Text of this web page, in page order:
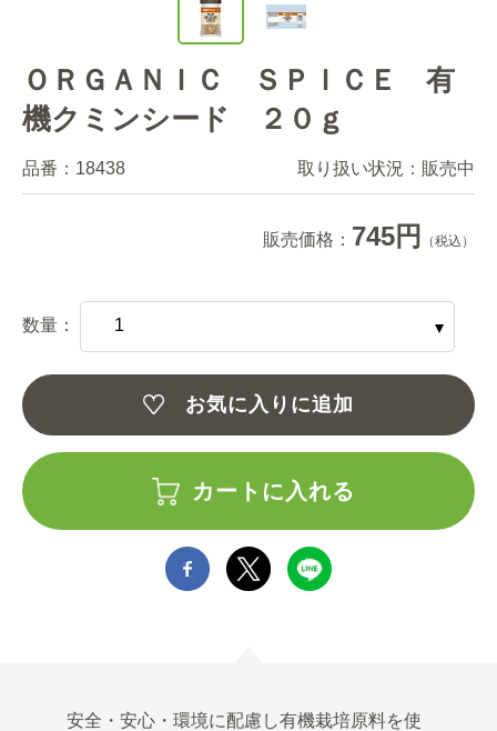
ＯＲＧＡＮＩＣ ＳＰＩＣＥ 有
機クミンシード ２０ｇ
品番： 18438 取り扱い状況： 販売中
販売価格： 745円 （税込）
数量：
お気に入りに追加
カートに入れる
安全・安心・環境に配慮し有機栽培原料を使